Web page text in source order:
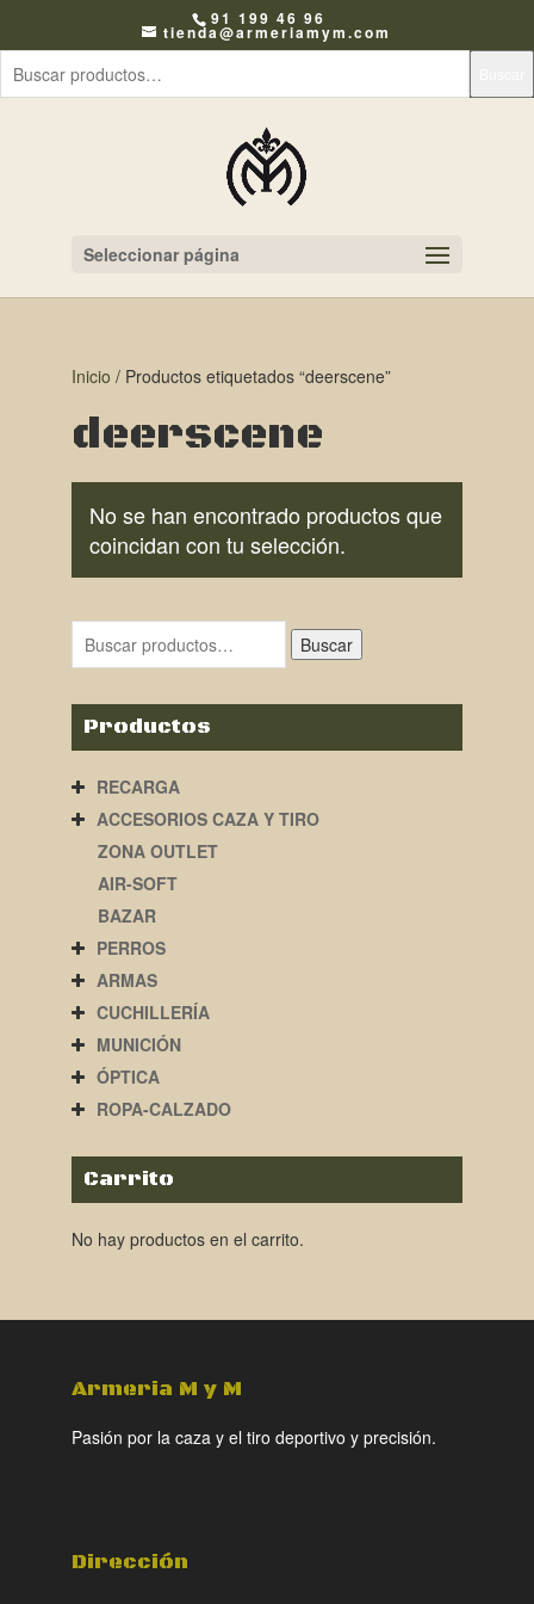
91 199 46 96
tienda@armeriamym.com
Seleccionar página
Inicio / Productos etiquetados “deerscene”
deerscene
No se han encontrado productos que
coincidan con tu selección.
Buscar
Productos
RECARGA
ACCESORIOS CAZA Y TIRO
ZONA OUTLET
AIR-SOFT
BAZAR
PERROS
ARMAS
CUCHILLERÍA
MUNICIÓN
ÓPTICA
ROPA-CALZADO
Carrito
No hay productos en el carrito.
Armeria M y M
Pasión por la caza y el tiro deportivo y precisión.
Dirección